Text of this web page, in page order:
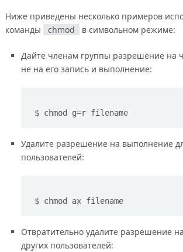
Ниже приведены несколько примеров
команды
chmod в символьном режиме:
Дайте членам группы разрешение на
не на его запись и выполнение:
chmod g=r filename
Удалите разрешение на выполнение
пользователей:
chmod ax filename
Отвратительно удалите разрешение
других пользователей: